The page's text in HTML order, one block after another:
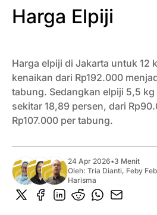
Harga Elpiji
Harga elpiji di Jakarta untuk 12
kenaikan dari Rp192.000
tabung. Sedangkan elpiji 5,5 kg
sekitar 18,89 persen, dari
Rp107.000 per tabung.
24 Apr 2026•3 Menit
Oleh: Tria Dianti, Feby
Harisma